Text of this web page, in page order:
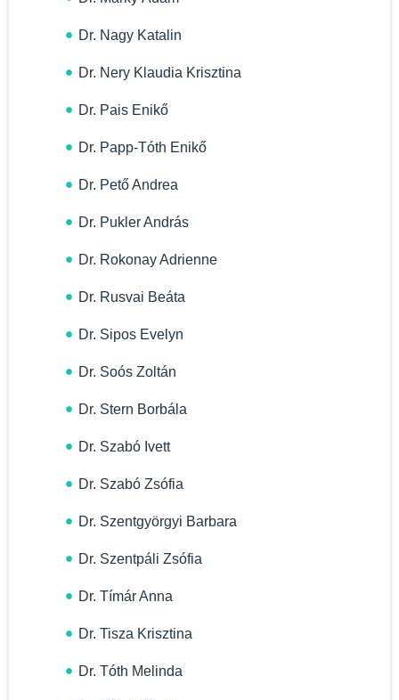
Dr. Nagy Katalin
Dr. Nery Klaudia Krisztina
Dr. Pais Enikő
Dr. Papp-Tóth Enikő
Dr. Pető Andrea
Dr. Pukler András
Dr. Rokonay Adrienne
Dr. Rusvai Beáta
Dr. Sipos Evelyn
Dr. Soós Zoltán
Dr. Stern Borbála
Dr. Szabó Ivett
Dr. Szabó Zsófia
Dr. Szentgyörgyi Barbara
Dr. Szentpáli Zsófia
Dr. Tímár Anna
Dr. Tisza Krisztina
Dr. Tóth Melinda